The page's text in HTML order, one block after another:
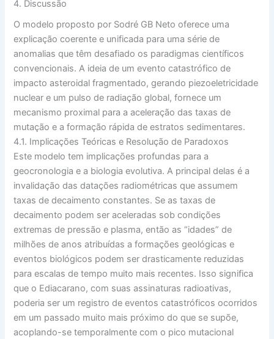
4. Discussão
O modelo proposto por Sodré GB Neto oferece uma
explicação coerente e unificada para uma série de
anomalias que têm desafiado os paradigmas científicos
convencionais. A ideia de um evento catastrófico de
impacto asteroidal fragmentado, gerando piezoeletricidade
nuclear e um pulso de radiação global, fornece um
mecanismo proximal para a aceleração das taxas de
mutação e a formação rápida de estratos sedimentares.
4.1. Implicações Teóricas e Resolução de Paradoxos
Este modelo tem implicações profundas para a
geocronologia e a biologia evolutiva. A principal delas é a
invalidação das datações radiométricas que assumem
taxas de decaimento constantes. Se as taxas de
decaimento podem ser aceleradas sob condições
extremas de pressão e plasma, então as “idades” de
milhões de anos atribuídas a formações geológicas e
eventos biológicos podem ser drasticamente reduzidas
para escalas de tempo muito mais recentes. Isso significa
que o Ediacarano, com suas assinaturas radioativas,
poderia ser um registro de eventos catastróficos ocorridos
em um passado muito mais próximo do que se supõe,
acoplando-se temporalmente com o pico mutacional